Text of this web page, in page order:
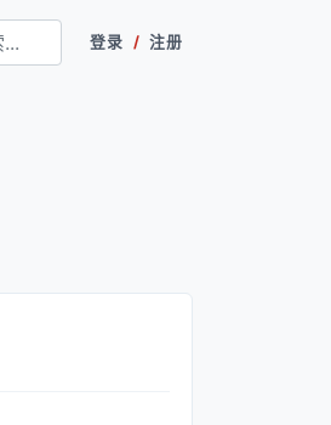
登录 / 注册